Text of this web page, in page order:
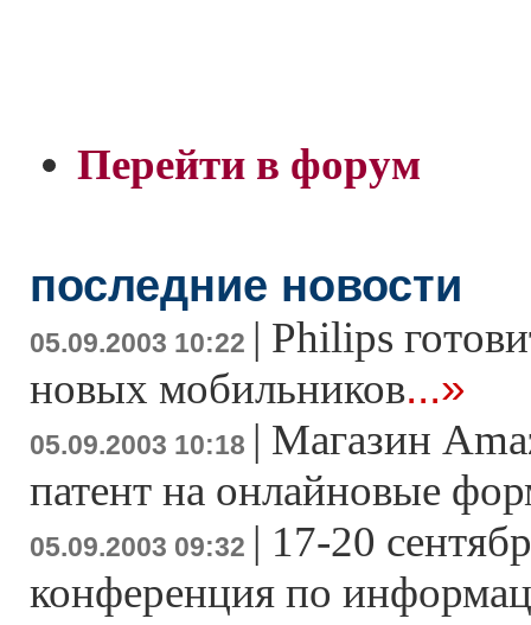
Перейти в форум
последние новости
05.09.2003 10:22 | Philips
новых мобильников...»
05.09.2003 10:18 | Магазин
патент на онлайновые
05.09.2003 09:32 | 17-20
конференция по